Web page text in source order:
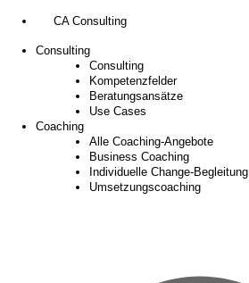
CA Consulting
Consulting
Consulting
Kompetenzfelder
Beratungsansätze
Use Cases
Coaching
Alle Coaching-Angebote
Business Coaching
Individuelle Change-Begleitung
Umsetzungscoaching